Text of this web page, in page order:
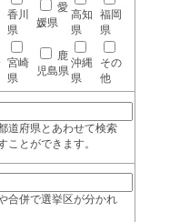
香川
県
愛
媛県
高知
県
福岡
県
宮崎
県
鹿
児島県
沖縄
県
その
他
道府県とあわせて検索
ことができます。
合併で選挙区が分かれ